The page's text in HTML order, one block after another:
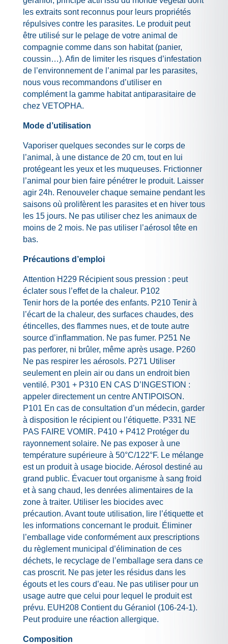
les extraits sont reconnus pour leurs propriétés
répulsives contre les parasites. Le produit peut
être utilisé sur le pelage de votre animal de
compagnie comme dans son habitat (panier,
coussin…). Afin de limiter les risques d’infestation
de l’environnement de l’animal par les parasites,
nous vous recommandons d’utiliser en
complément la gamme habitat antiparasitaire de
chez VETOPHA.
Mode d’utilisation
Vaporiser quelques secondes sur le corps de
l’animal, à une distance de 20 cm, tout en lui
protégeant les yeux et les muqueuses. Frictionner
l’animal pour bien faire pénétrer le produit. Laisser
agir 24h. Renouveler chaque semaine pendant les
saisons où prolifèrent les parasites et en hiver tous
les 15 jours. Ne pas utiliser chez les animaux de
moins de 2 mois. Ne pas utiliser l’aérosol tête en
bas.
Précautions d’emploi
Attention H229 Récipient sous pression : peut
éclater sous l’effet de la chaleur. P102
Tenir hors de la portée des enfants. P210 Tenir à
l’écart de la chaleur, des surfaces chaudes, des
étincelles, des flammes nues, et de toute autre
source d’inflammation. Ne pas fumer. P251 Ne
pas perforer, ni brûler, même après usage. P260
Ne pas respirer les aérosols. P271 Utiliser
seulement en plein air ou dans un endroit bien
ventilé. P301 + P310 EN CAS D’INGESTION :
appeler directement un centre ANTIPOISON.
P101 En cas de consultation d’un médecin, garder
à disposition le récipient ou l’étiquette. P331 NE
PAS FAIRE VOMIR. P410 + P412 Protéger du
rayonnement solaire. Ne pas exposer à une
température supérieure à 50°C/122°F. Le mélange
est un produit à usage biocide. Aérosol destiné au
grand public. Évacuer tout organisme à sang froid
et à sang chaud, les denrées alimentaires de la
zone à traiter. Utiliser les biocides avec
précaution. Avant toute utilisation, lire l’étiquette et
les informations concernant le produit. Éliminer
l’emballage vide conformément aux prescriptions
du règlement municipal d’élimination de ces
déchets, le recyclage de l’emballage sera dans ce
cas proscrit. Ne pas jeter les résidus dans les
égouts et les cours d’eau. Ne pas utiliser pour un
usage autre que celui pour lequel le produit est
prévu. EUH208 Contient du Géraniol (106-24-1).
Peut produire une réaction allergique.
Composition